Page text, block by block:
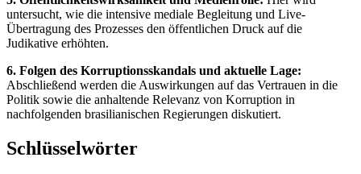
untersucht, wie die intensive mediale Begleitung und Live-
Übertragung des Prozesses den öffentlichen Druck auf die
Judikative erhöhten.
6. Folgen des Korruptionsskandals und aktuelle Lage:
Abschließend werden die Auswirkungen auf das Vertrauen in die
Politik sowie die anhaltende Relevanz von Korruption in
nachfolgenden brasilianischen Regierungen diskutiert.
Schlüsselwörter